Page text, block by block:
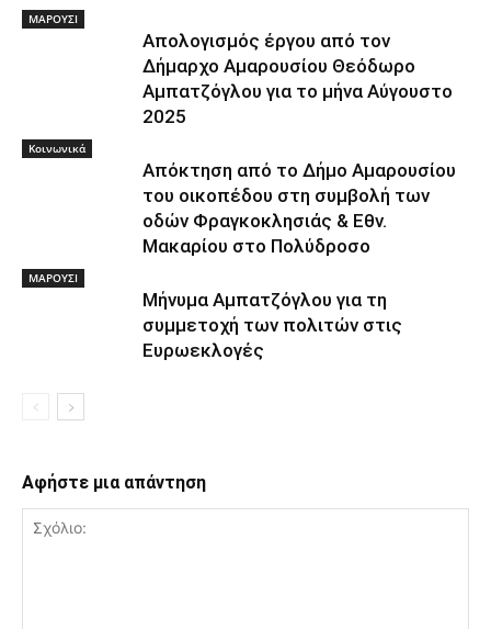
ΜΑΡΟΥΣΙ
Απολογισμός έργου από τον
Δήμαρχο Αμαρουσίου Θεόδωρο
Αμπατζόγλου για το μήνα Αύγουστο
2025
Κοινωνικά
Απόκτηση από το Δήμο Αμαρουσίου
του οικοπέδου στη συμβολή των
οδών Φραγκοκλησιάς & Εθν.
Μακαρίου στο Πολύδροσο
ΜΑΡΟΥΣΙ
Μήνυμα Αμπατζόγλου για τη
συμμετοχή των πολιτών στις
Ευρωεκλογές
Αφήστε μια απάντηση